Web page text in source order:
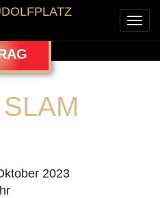
2023